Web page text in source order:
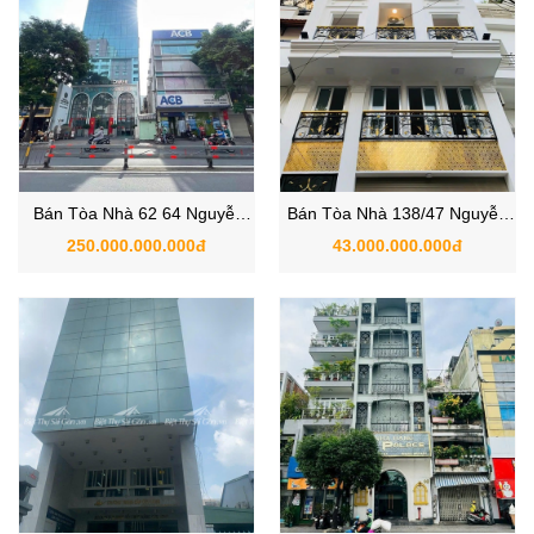
Bán Tòa Nhà 62 64 Nguyễn
Biểu, Phường Chợ Quán,
250.000.000.000đ
Bán Tòa Nhà 138/47 Nguyễn
Trãi, Phường 3, Quận 5,
43.000.000.000đ